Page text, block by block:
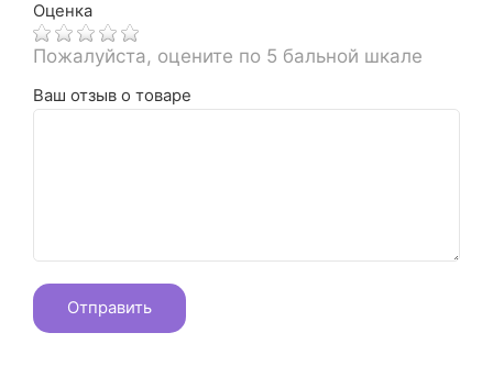
Оценка
Пожалуйста, оцените по 5 бальной шкале
Ваш отзыв о товаре